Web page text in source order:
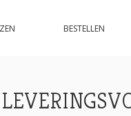
BESTELLEN